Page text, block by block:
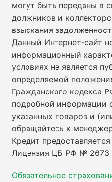
могут быть переданы в
должников и
взыскания
Данный Интернет-сайт
информационный
условиях не является
определяемой
Гражданского кодекса
подробной информации
указанных товаров и
обращайтесь к
Кредит
Лицензия ЦБ РФ № 2673
Обязательное